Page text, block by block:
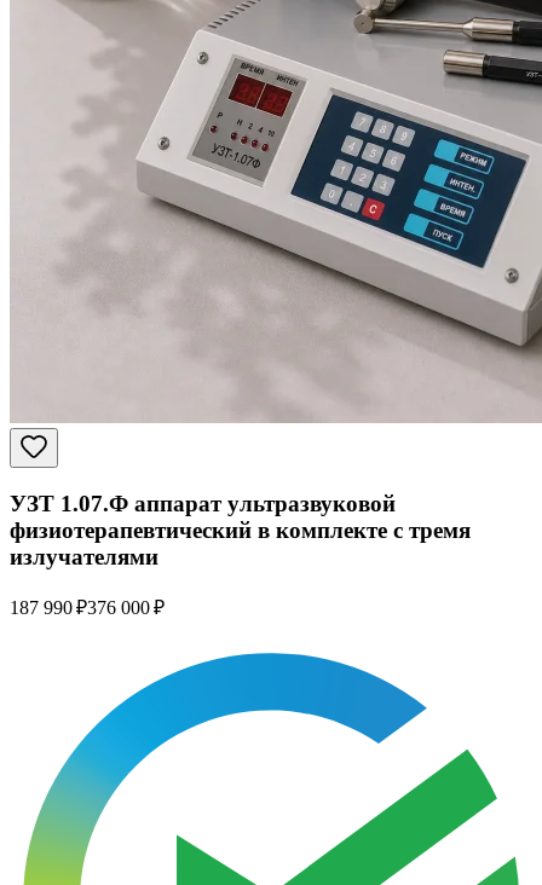
УЗТ 1.07.Ф аппарат ультразвуковой
физиотерапевтический в комплекте с тремя
излучателями
187 990 ₽376 000 ₽